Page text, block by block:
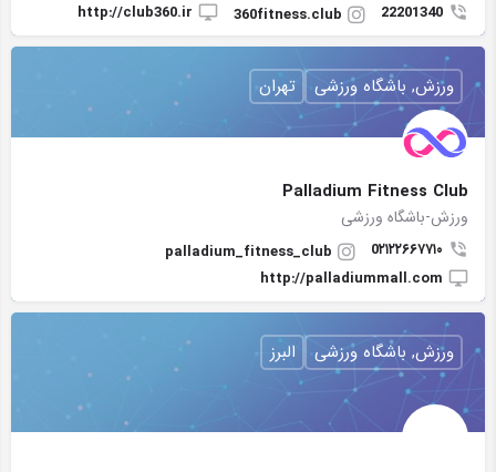
22201340
360fitness.club
http://club360.ir
Palladium Fitness Club
ورزش-باشگاه ورزشی
0۲۱۲۲۶۶۷۷۱۰
palladium_fitness_club
http://palladiummall.com
ورزش, باشگاه ورزشی تهران
ورزش, باشگاه ورزشی البرز